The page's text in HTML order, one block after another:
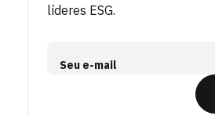
líderes ESG.
Seu e-mail